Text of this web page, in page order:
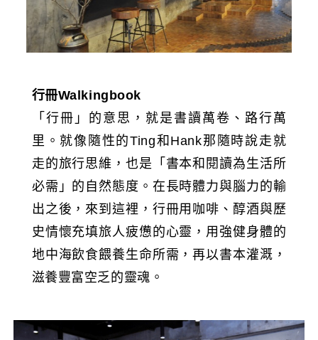
行冊Walkingbook
「行冊」的意思，就是書讀萬卷、路行萬
里。就像隨性的Ting和Hank那隨時說走就
走的旅行思維，也是「書本和閱讀為生活所
必需」的自然態度。在長時體力與腦力的輸
出之後，來到這裡，行冊用咖啡、醇酒與歷
史情懷充填旅人疲憊的心靈，用強健身體的
地中海飲食餵養生命所需，再以書本灌溉，
滋養豐富空乏的靈魂。